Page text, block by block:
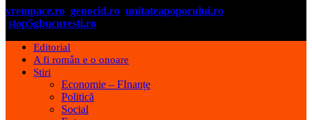
vrempace.ro genocid.ro unitateapoporului.ro
stop5gbucuresti.ro
Editorial
A fi român e o onoare
Știri
Economie – FInanțe
Politică
Social